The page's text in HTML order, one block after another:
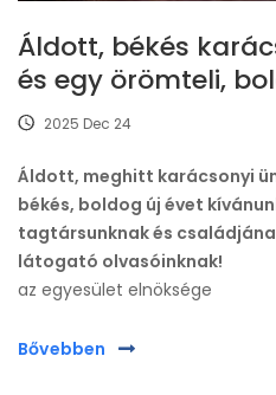
Áldott, békés
és egy örömteli,
2025 Dec 24
Áldott, meghitt karácsonyi
békés, boldog új évet
tagtársunknak és
látogató olvasóinknak!
az egyesület elnöksége
Bővebben